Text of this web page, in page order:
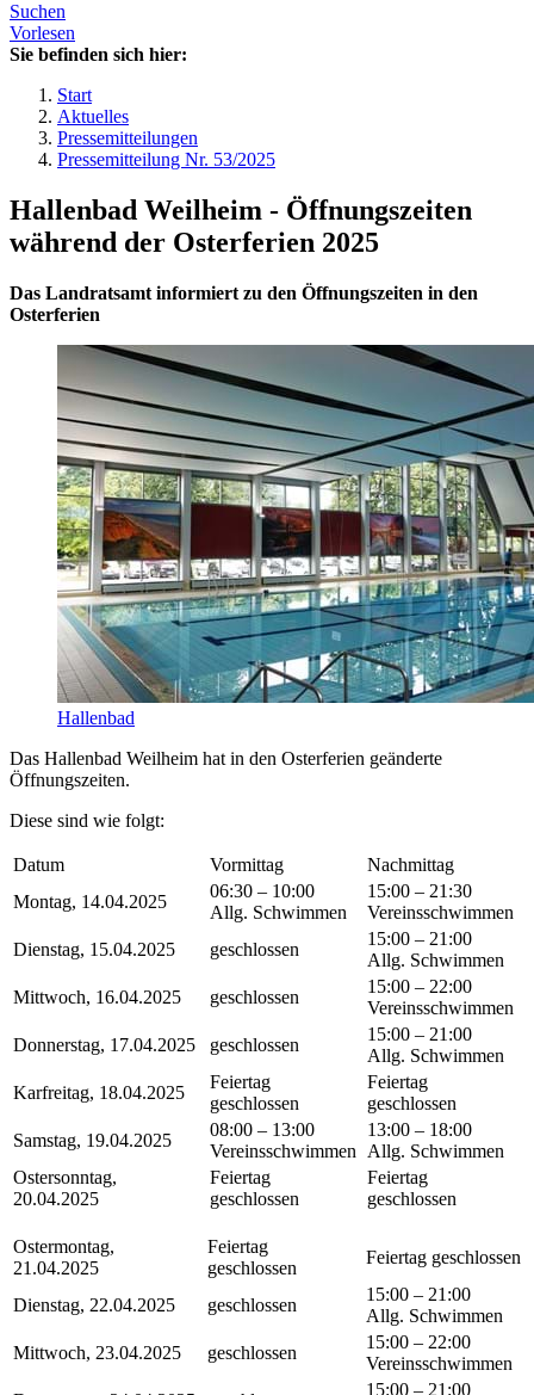
Suchen
Vorlesen
Sie befinden sich hier:
Start
Aktuelles
Pressemitteilungen
Pressemitteilung Nr. 53/2025
Hallenbad Weilheim - Öffnungszeiten
während der Osterferien 2025
Das Landratsamt informiert zu den Öffnungszeiten in den
Osterferien
Hallenbad
Das Hallenbad Weilheim hat in den Osterferien geänderte
Öffnungszeiten.
Diese sind wie folgt:
Datum Vormittag
Nachmittag
Montag, 14.04.2025
06:30 – 10:00
Allg. Schwimmen
15:00 – 21:30
Vereinsschwimmen
Dienstag, 15.04.2025
geschlossen
15:00 – 21:00
Allg. Schwimmen
Mittwoch, 16.04.2025
geschlossen
15:00 – 22:00
Vereinsschwimmen
Donnerstag, 17.04.2025
geschlossen
15:00 – 21:00
Allg. Schwimmen
Karfreitag, 18.04.2025
Feiertag
geschlossen
Feiertag
geschlossen
Samstag, 19.04.2025
08:00 – 13:00
Vereinsschwimmen
13:00 – 18:00
Allg. Schwimmen
Ostersonntag,
20.04.2025
Feiertag
geschlossen
Feiertag
geschlossen
Ostermontag,
21.04.2025
Feiertag
geschlossen
Feiertag geschlossen
Dienstag, 22.04.2025 geschlossen
15:00 – 21:00
Allg. Schwimmen
Mittwoch, 23.04.2025
geschlossen
15:00 – 22:00
Vereinsschwimmen
15:00 – 21:00